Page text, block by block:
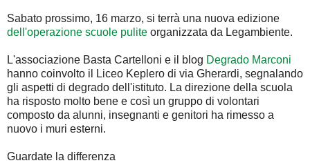
Sabato prossimo, 16 marzo, si terrà una nuova edizione
dell'operazione scuole pulite organizzata da Legambiente.
L'associazione Basta Cartelloni e il blog Degrado Marconi
hanno coinvolto il Liceo Keplero di via Gherardi, segnalando
gli aspetti di degrado dell'istituto. La direzione della scuola
ha risposto molto bene e così un gruppo di volontari
composto da alunni, insegnanti e genitori ha rimesso a
nuovo i muri esterni.
Guardate la differenza